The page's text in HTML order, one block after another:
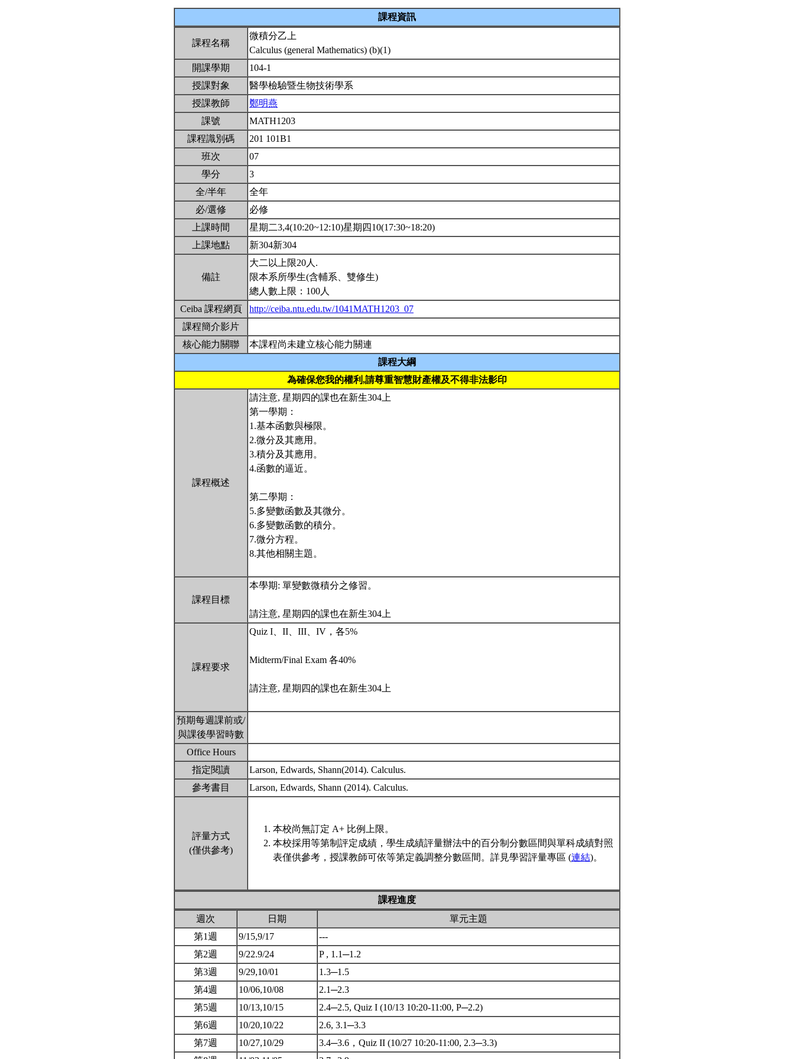
課程資訊
課程名稱
微積分乙上
Calculus (general Mathematics) (b)(1)
開課學期
104-1
授課對象
醫學檢驗暨生物技術學系
授課教師
鄭明燕
課號
MATH1203
課程識別碼
201 101B1
班次
07
學分
3
全/半年
全年
必/選修
必修
上課時間
星期二3,4(10:20~12:10)星期四10(17:30~18:20)
上課地點
新304新304
備註
大二以上限20人.
限本系所學生(含輔系、雙修生)
總人數上限：100人
Ceiba 課程網頁
http://ceiba.ntu.edu.tw/1041MATH1203_07
課程簡介影片
核心能力關聯
本課程尚未建立核心能力關連
課程大綱
為確保您我的權利,請尊重智慧財產權及不得非法影印
課程概述
請注意, 星期四的課也在新生304上
第一學期：
1.基本函數與極限。
2.微分及其應用。
3.積分及其應用。
4.函數的逼近。
第二學期：
5.多變數函數及其微分。
6.多變數函數的積分。
7.微分方程。
8.其他相關主題。
課程目標
本學期: 單變數微積分之修習。
請注意, 星期四的課也在新生304上
課程要求
Quiz I、II、III、IV，各5%
Midterm/Final Exam 各40%
請注意, 星期四的課也在新生304上
預期每週課前或/
與課後學習時數
Office Hours
指定閱讀
Larson, Edwards, Shann(2014). Calculus.
參考書目
Larson, Edwards, Shann (2014). Calculus.
評量方式
(僅供參考)
本校尚無訂定 A+ 比例上限。
本校採用等第制評定成績，學生成績評量辦法中的百分制分數區間與單科成績對照
表僅供參考，授課教師可依等第定義調整分數區間。詳見學習評量專區 (連結)。
課程進度
週次
日期
單元主題
第1週
9/15,9/17
---
第2週
9/22.9/24
P , 1.1─1.2
第3週
9/29,10/01
1.3─1.5
第4週
10/06,10/08
2.1─2.3
第5週
10/13,10/15
2.4─2.5, Quiz I (10/13 10:20-11:00, P─2.2)
第6週
10/20,10/22
2.6, 3.1─3.3
第7週
10/27,10/29
3.4─3.6，Quiz II (10/27 10:20-11:00, 2.3─3.3)